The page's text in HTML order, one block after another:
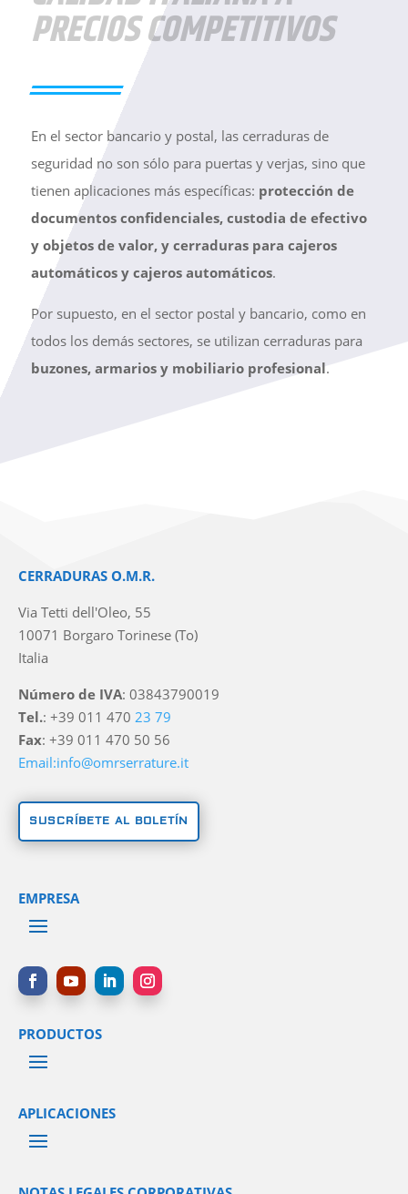
PRECIOS COMPETITIVOS
En el sector bancario y postal, las cerraduras de
seguridad no son sólo para puertas y verjas, sino que
tienen aplicaciones más específicas: protección de
documentos confidenciales, custodia de efectivo
y objetos de valor, y cerraduras para cajeros
automáticos y cajeros automáticos.
Por supuesto, en el sector postal y bancario, como en
todos los demás sectores, se utilizan cerraduras para
buzones, armarios y mobiliario profesional.
CERRADURAS O.M.R.
Via Tetti dell'Oleo, 55
10071 Borgaro Torinese (To)
Italia
Número de IVA: 03843790019
Tel.: +39 011 47023 79
Fax: +39 011 470 50 56
Email:info@omrserrature.it
SUSCRÍBETE AL BOLETÍN
EMPRESA
PRODUCTOS
APLICACIONES